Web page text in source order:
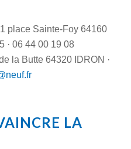
place Sainte-Foy 64160
· 06 44 00 19 08
la Butte 64320 IDRON ·
LA